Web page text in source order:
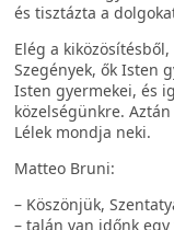
és tisztázta a
Elég a
Szegények, ők Isten
Isten gyermekei, és
közelségünkre.
Lélek mondja neki.
Matteo Bruni:
– Köszönjük,
– talán van időnk